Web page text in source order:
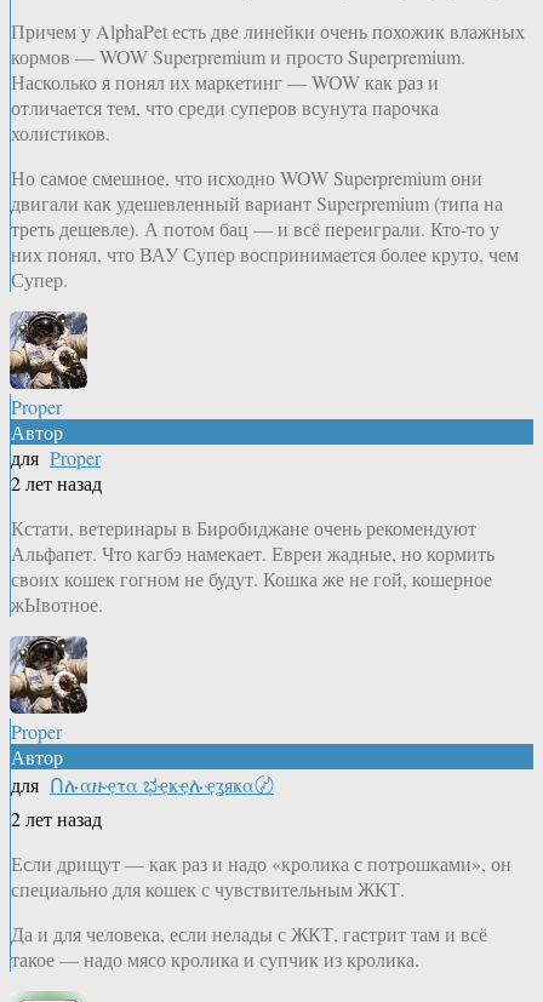
Причем у AlphaPet есть две линейки очень похожик влажных
кормов — WOW Superpremium и просто Superpremium.
Насколько я понял их маркетинг — WOW как раз и
отличается тем, что среди суперов всунута парочка
холистиков.
Но самое смешное, что исходно WOW Superpremium они
двигали как удешевленный вариант Superpremium (типа на
треть дешевле). А потом бац — и всё переиграли. Кто-то у
них понял, что ВАУ Супер воспринимается более круто, чем
Супер.
Proper
Автор
для Proper
2 лет назад
Кстати, ветеринары в Биробиджане очень рекомендуют
Альфапет. Что кагбэ намекает. Евреи жадные, но кормить
своих кошек гогном не будут. Кошка же не гой, кошерное
жЫвотное.
Proper
Автор
для Ոሉαዙҿτα ಭҿҝҿሉҿʓяҝα〄
2 лет назад
Если дрищут — как раз и надо «кролика с потрошками», он
специально для кошек с чувствительным ЖКТ.
Да и для человека, если нелады с ЖКТ, гастрит там и всё
такое — надо мясо кролика и супчик из кролика.